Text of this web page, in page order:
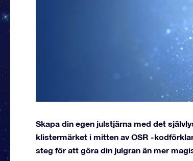
Skapa din egen julstjärna med det
klistermärket i mitten av OSR -
steg för att göra din julgran än mer